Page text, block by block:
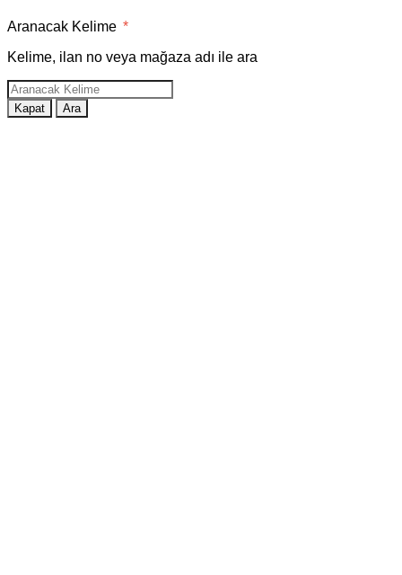
Aranacak Kelime *
Kelime, ilan no veya mağaza adı ile ara
Kapat Ara